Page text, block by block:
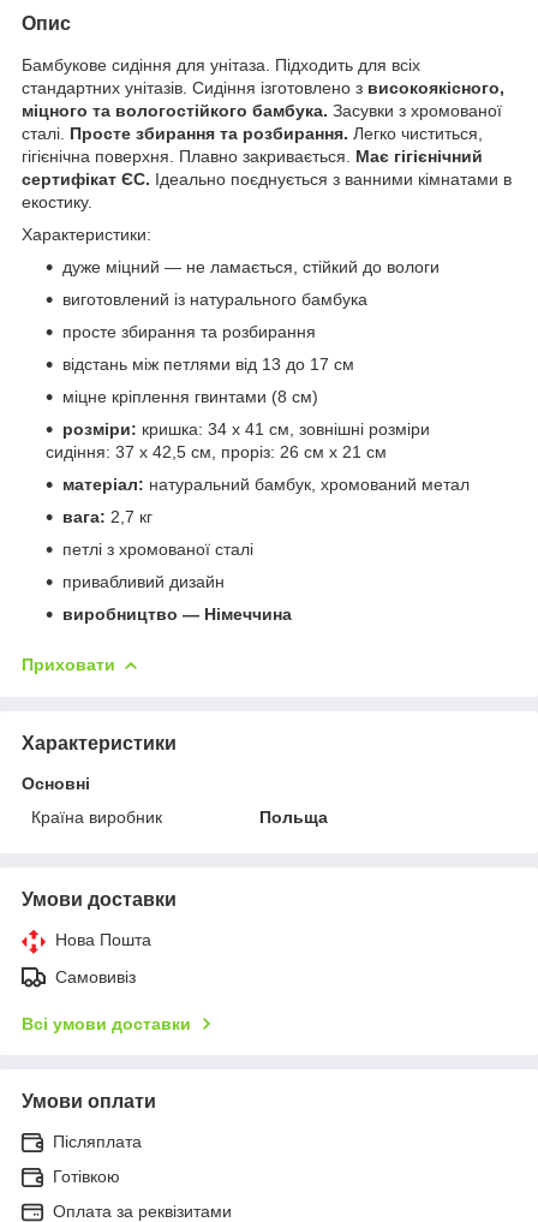
Опис
Бамбукове сидіння для унітаза. Підходить для всіх
стандартних унітазів. Сидіння ізготовлено з високоякісного,
міцного та вологостійкого бамбука. Засувки з хромованої
сталі. Просте збирання та розбирання. Легко чиститься,
гігієнічна поверхня. Плавно закривається. Має гігієнічний
сертифікат ЄС. Ідеально поєднується з ванними кімнатами в
екостику.
Характеристики:
дуже міцний — не ламається, стійкий до вологи
виготовлений із натурального бамбука
просте збирання та розбирання
відстань між петлями від 13 до 17 см
міцне кріплення гвинтами (8 см)
розміри: кришка: 34 х 41 см, зовнішні розміри
сидіння: 37 х 42,5 см, проріз: 26 см х 21 см
матеріал: натуральний бамбук, хромований метал
вага: 2,7 кг
петлі з хромованої сталі
привабливий дизайн
виробництво — Німеччина
Приховати
Характеристики
Основні
Країна виробник
Польща
Умови доставки
Нова Пошта
Самовивіз
Всі умови доставки
Умови оплати
Післяплата
Готівкою
Оплата за реквізитами